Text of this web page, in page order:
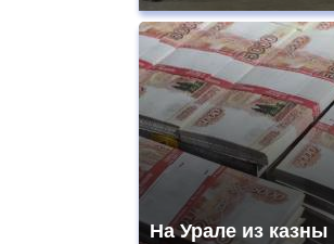
На Урале из казны